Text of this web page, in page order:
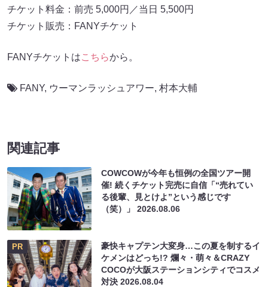
チケット料金：前売 5,000円／当日 5,500円
チケット販売：FANYチケット
FANYチケットはこちらから。
FANY, ウーマンラッシュアワー, 村本大輔
関連記事
COWCOWが今年も恒例の全国ツアー開
催! 続くチケット完売に自信「“売れてい
る後輩、見とけよ”という感じです
（笑）」2026.08.06
PR
豪快キャプテン大変身…この夏を制するイ
ケメンはどっち!? 爛々・萌々＆CRAZY
COCOが大阪ステーションシティでコスメ
対決2026.08.04